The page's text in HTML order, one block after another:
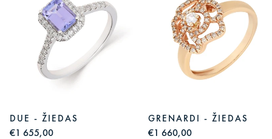
DUE - ŽIEDAS
€1 655,00
GRENARDI - ŽIEDAS
€1 660,00